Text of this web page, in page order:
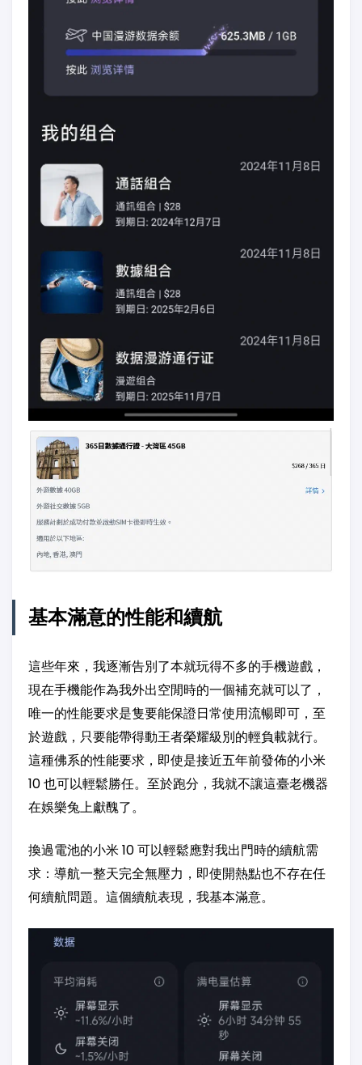
基本滿意的性能和續航
這些年來，我逐漸告別了本就玩得不多的手機遊戲，
現在手機能作為我外出空閒時的一個補充就可以了，
唯一的性能要求是隻要能保證日常使用流暢即可，至
於遊戲，只要能帶得動王者榮耀級別的輕負載就行。
這種佛系的性能要求，即使是接近五年前發佈的小米
10 也可以輕鬆勝任。至於跑分，我就不讓這臺老機器
在娛樂兔上獻醜了。
換過電池的小米 10 可以輕鬆應對我出門時的續航需
求：導航一整天完全無壓力，即使開熱點也不存在任
何續航問題。這個續航表現，我基本滿意。